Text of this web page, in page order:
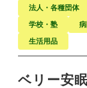
法人・各種団体
学校・塾
生活用品
ベリー安